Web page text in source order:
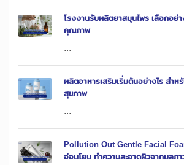
โรงงานรับผลิตยาสมุนไพร เลือกอย่
คุณภาพ
...
ผลิตอาหารเสริมเริ่มต้นอย่างไร สำ
สุขภาพ
...
Pollution Out Gentle Facial
อ่อนโยน ทำความสะอาดผิวจากมลภา